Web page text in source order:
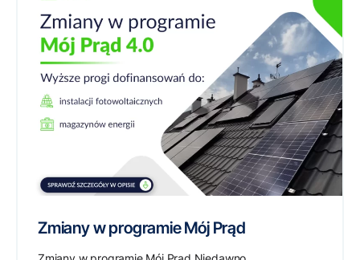
Zmiany w programie Mój Prąd